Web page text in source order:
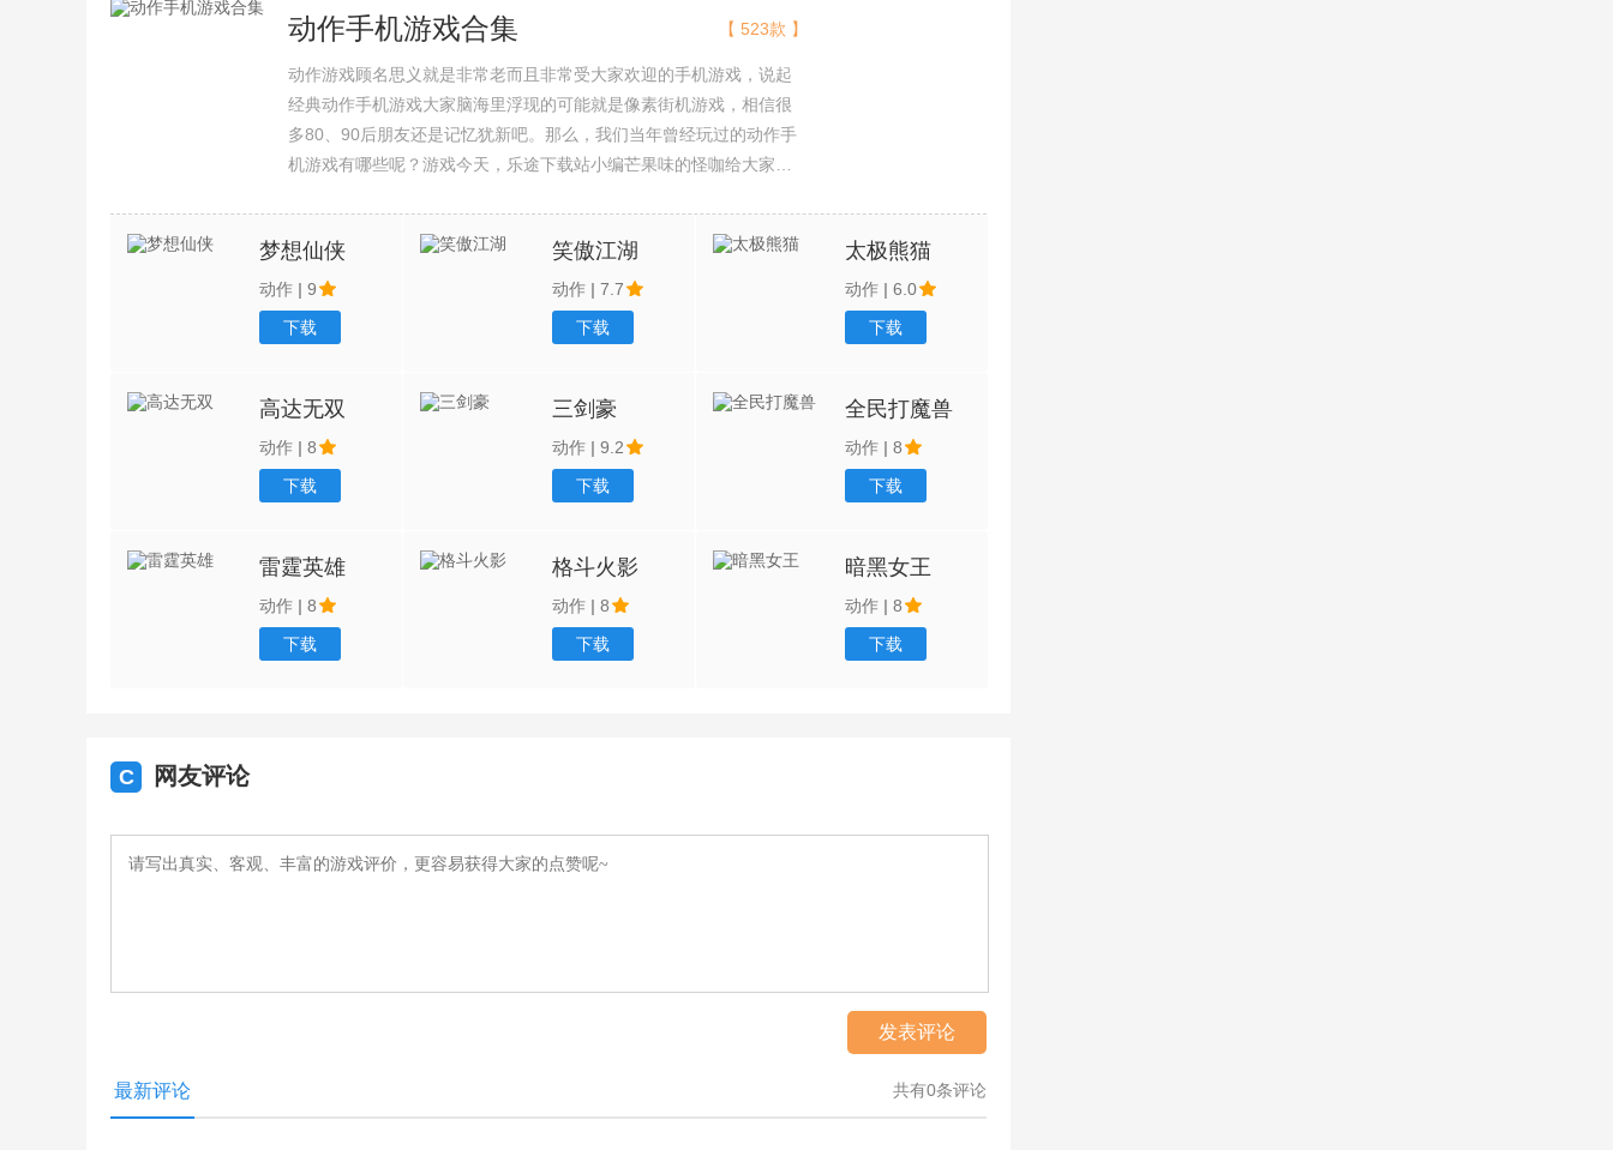
动作手机游戏合集
动作游戏顾名思义就是非常老而且非常受大家欢迎的手机游戏，说起
经典动作手机游戏大家脑海里浮现的可能就是像素街机游戏，相信很
多80、90后朋友还是记忆犹新吧。那么，我们当年曾经玩过的动作手
机游戏有哪些呢？游戏今天，乐途下载站小编芒果味的怪咖给大家搜
【 523款 】
梦想仙侠
动作 | 9
下载
笑傲江湖
动作 | 7.7
下载
太极熊猫
动作 | 6.0
下载
高达无双
动作 | 8
下载
三剑豪
动作 | 9.2
下载
全民打魔兽
动作 | 8
下载
雷霆英雄
动作 | 8
下载
格斗火影
动作 | 8
下载
暗黑女王
动作 | 8
下载
C 网友评论
发表评论
最新评论 共有0条评论